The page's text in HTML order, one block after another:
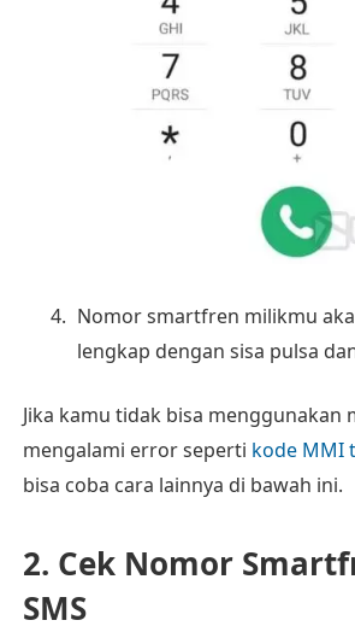
Nomor smartfren milikmu
lengkap dengan sisa pulsa
Jika kamu tidak bisa menggunakan
mengalami error seperti kode MMI
bisa coba cara lainnya di bawah ini.
2. Cek Nomor
SMS